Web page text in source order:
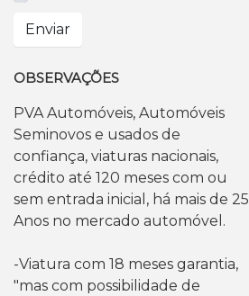
Enviar
OBSERVAÇÕES
PVA Automóveis, Automóveis
Seminovos e usados de
confiança, viaturas nacionais,
crédito até 120 meses com ou
sem entrada inicial, há mais de 25
Anos no mercado automóvel.
-Viatura com 18 meses garantia,
"mas com possibilidade de